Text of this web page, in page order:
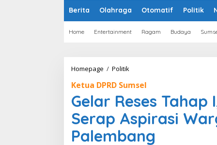
Berita Olahraga Otomatif Politik
Home Entertainment Ragam Budaya
Homepage / Politik
l
r
e
e
Ketua DPRD Sumsel
Gelar Reses Tahap
Serap Aspirasi
Palembang